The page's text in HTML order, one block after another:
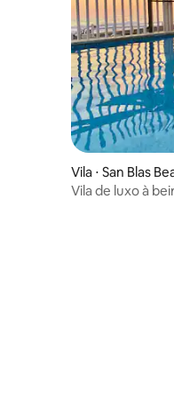
Vila ⋅ San Blas
Vila de luxo à